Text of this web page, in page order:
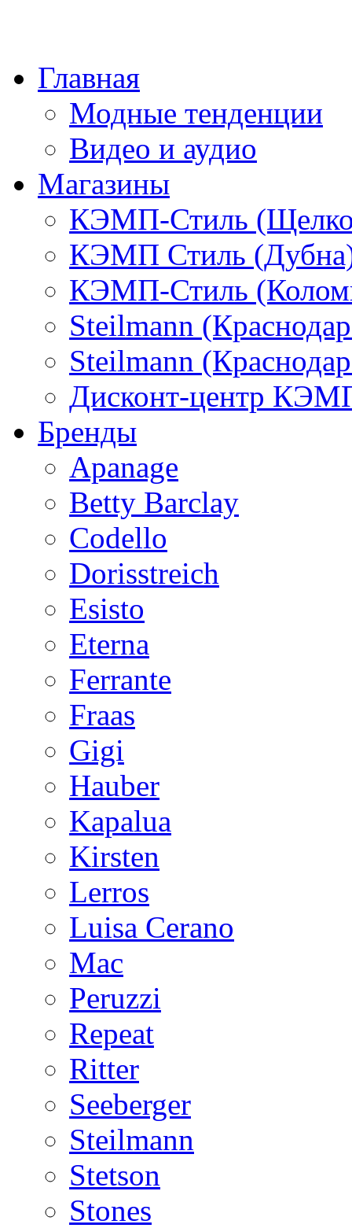
Главная
Модные тенденции
Видео и аудио
Магазины
КЭМП-Стиль
КЭМП Стиль
КЭМП-Стиль
Steilmann
Steilmann
Дисконт-центр
Бренды
Apanage
Betty Barclay
Codello
Dorisstreich
Esisto
Eterna
Ferrante
Fraas
Gigi
Hauber
Kapalua
Kirsten
Lerros
Luisa Cerano
Mac
Peruzzi
Repeat
Ritter
Seeberger
Steilmann
Stetson
Stones